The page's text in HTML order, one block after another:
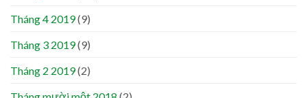
Tháng 4 2019(9)
Tháng 3 2019(9)
Tháng 2 2019(2)